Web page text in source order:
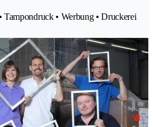
Tampondruck • Werbung • Druckerei